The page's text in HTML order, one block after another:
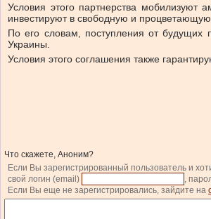
Условия этого партнерства мобилизуют
инвестируют в свободную и процветающую
По его словам, поступления от будущих
Украины.
Условия этого соглашения также
Что скажете, Аноним?
Если Вы зарегистрированный пользователь и
свой логин (email)
,
Если Вы еще не зарегистрировались, зайдите на